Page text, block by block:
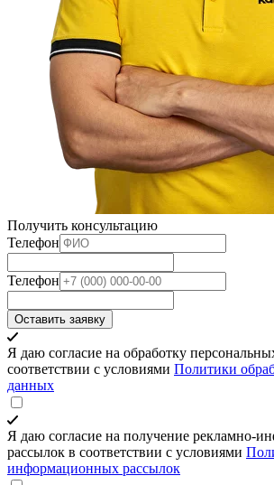
Получить консультацию
Телефон
Телефон
Оставить заявку
Я даю согласие на обработку
соответствии с условиями Политики
данных
Я даю согласие на получение рекламно-
рассылок в соответствии с условиями
информационных рассылок